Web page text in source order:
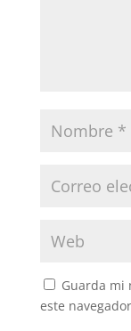
Guarda mi
este